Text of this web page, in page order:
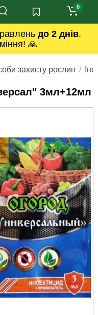
до 2 днів.
🙏
0
захисту рослин
3мл+12мл